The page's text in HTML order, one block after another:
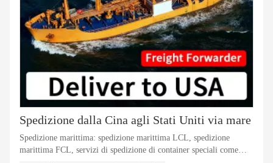
Spedizione dalla Cina agli Stati Uniti via mare
Spedizione marittima: spedizione marittima LCL, spedizione
marittima FCL, servizi di spedizione di container speciali come